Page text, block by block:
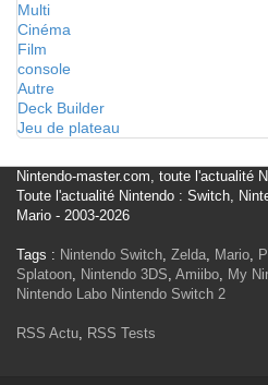
Multi
Cinéma
Film
console
Autre
Deck Builder
Jeu de plateau
Nintendo-master.com, toute l'actualité
Toute l'actualité Nintendo : Switch,
Mario - 2003-2026
Tags : Nintendo Switch, Zelda, Mario,
Splatoon, Nintendo 3DS, Amiibo, My
Nintendo Labo Nintendo Switch 2
RSS Actu, RSS Tests